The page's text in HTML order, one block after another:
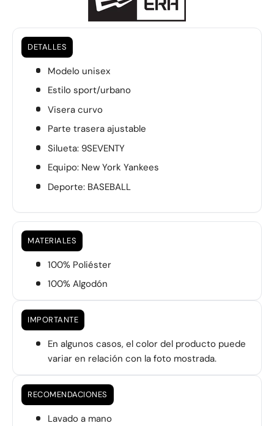
DETALLES
Modelo unisex
Estilo sport/urbano
Visera curvo
Parte trasera ajustable
Silueta: 9SEVENTY
Equipo: New York Yankees
Deporte: BASEBALL
MATERIALES
100% Poliéster
100% Algodón
IMPORTANTE
En algunos casos, el color del producto puede
variar en relación con la foto mostrada.
RECOMENDACIONES
Lavado a mano